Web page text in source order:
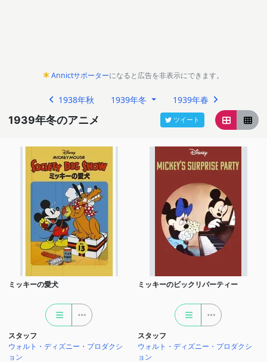
Annictサポーターになると広告を非表示にできます。
1938年秋 1939年冬 1939年春
1939年冬のアニメ ツイート
ミッキーの愛犬
スタッフ
ウォルト・ディズニー・プロダクシ
ョン
ミッキーのビックリパーティー
スタッフ
ウォルト・ディズニー・プロダクシ
ョン